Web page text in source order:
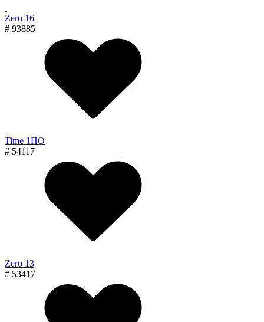
Zero 16
# 93885
Time 1ПО
# 54117
Zero 13
# 53417